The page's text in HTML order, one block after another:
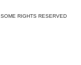
SOME RIGHTS RESERVED